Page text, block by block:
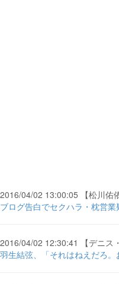
2016/04/02 13:00:05 【松川佑
ブログ告白でセクハラ・枕営
2016/04/02 12:30:41 【デニス
羽生結弦、「それはねえだろ